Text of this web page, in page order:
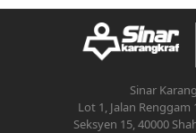
Sinar
Lot 1, Jalan Renggam
Seksyen 15, 40000